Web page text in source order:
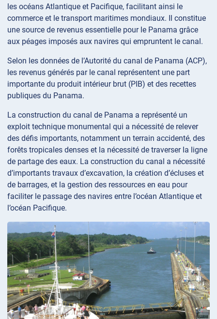
les océans Atlantique et Pacifique, facilitant ainsi le
commerce et le transport maritimes mondiaux. Il constitue
une source de revenus essentielle pour le Panama grâce
aux péages imposés aux navires qui empruntent le canal.
Selon les données de l’Autorité du canal de Panama (ACP),
les revenus générés par le canal représentent une part
importante du produit intérieur brut (PIB) et des recettes
publiques du Panama.
La construction du canal de Panama a représenté un
exploit technique monumental qui a nécessité de relever
des défis importants, notamment un terrain accidenté, des
forêts tropicales denses et la nécessité de traverser la ligne
de partage des eaux. La construction du canal a nécessité
d’importants travaux d’excavation, la création d’écluses et
de barrages, et la gestion des ressources en eau pour
faciliter le passage des navires entre l’océan Atlantique et
l’océan Pacifique.